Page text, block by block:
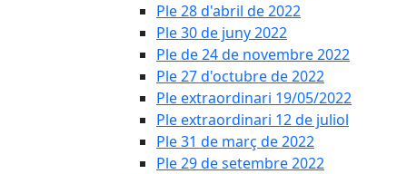
Ple 28 d'abril de 2022
Ple 30 de juny 2022
Ple de 24 de novembre 2022
Ple 27 d'octubre de 2022
Ple extraordinari 19/05/2022
Ple extraordinari 12 de juliol
Ple 31 de març de 2022
Ple 29 de setembre 2022